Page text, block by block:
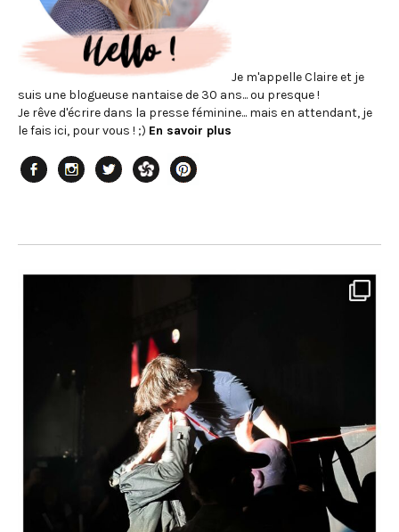
Je m'appelle Claire et je
suis une blogueuse nantaise de 30 ans... ou presque !
Je rêve d'écrire dans la presse féminine... mais en attendant, je
le fais ici, pour vous ! ;) En savoir plus